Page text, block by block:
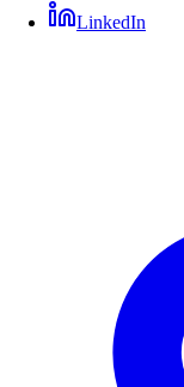
LinkedIn